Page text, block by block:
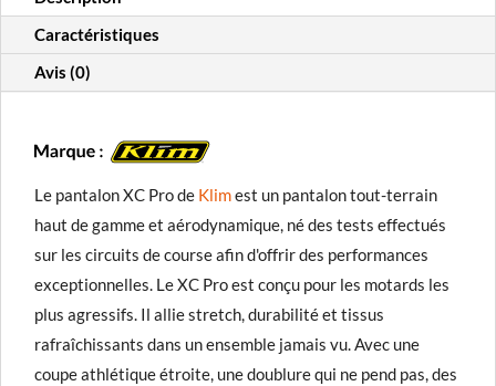
Caractéristiques
Avis (0)
Le pantalon XC Pro de Klimest un pantalon tout-terrain
haut de gamme et aérodynamique, né des tests effectués
sur les circuits de course afin d'offrir des performances
exceptionnelles. Le XC Pro est conçu pour les motards les
plus agressifs. Il allie stretch, durabilité et tissus
rafraîchissants dans un ensemble jamais vu. Avec une
coupe athlétique étroite, une doublure qui ne pend pas, des